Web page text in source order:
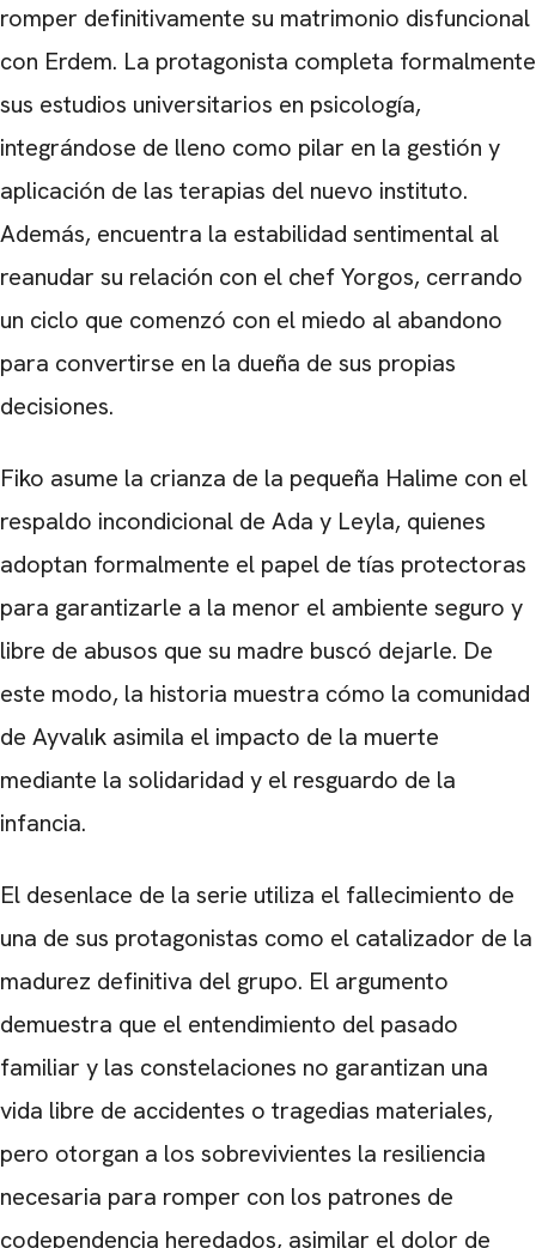
romper definitivamente su matrimonio disfuncional
con Erdem. La protagonista completa formalmente
sus estudios universitarios en psicología,
integrándose de lleno como pilar en la gestión y
aplicación de las terapias del nuevo instituto.
Además, encuentra la estabilidad sentimental al
reanudar su relación con el chef Yorgos, cerrando
un ciclo que comenzó con el miedo al abandono
para convertirse en la dueña de sus propias
decisiones.
Fiko asume la crianza de la pequeña Halime con el
respaldo incondicional de Ada y Leyla, quienes
adoptan formalmente el papel de tías protectoras
para garantizarle a la menor el ambiente seguro y
libre de abusos que su madre buscó dejarle. De
este modo, la historia muestra cómo la comunidad
de Ayvalık asimila el impacto de la muerte
mediante la solidaridad y el resguardo de la
infancia.
El desenlace de la serie utiliza el fallecimiento de
una de sus protagonistas como el catalizador de la
madurez definitiva del grupo. El argumento
demuestra que el entendimiento del pasado
familiar y las constelaciones no garantizan una
vida libre de accidentes o tragedias materiales,
pero otorgan a los sobrevivientes la resiliencia
necesaria para romper con los patrones de
codependencia heredados, asimilar el dolor de